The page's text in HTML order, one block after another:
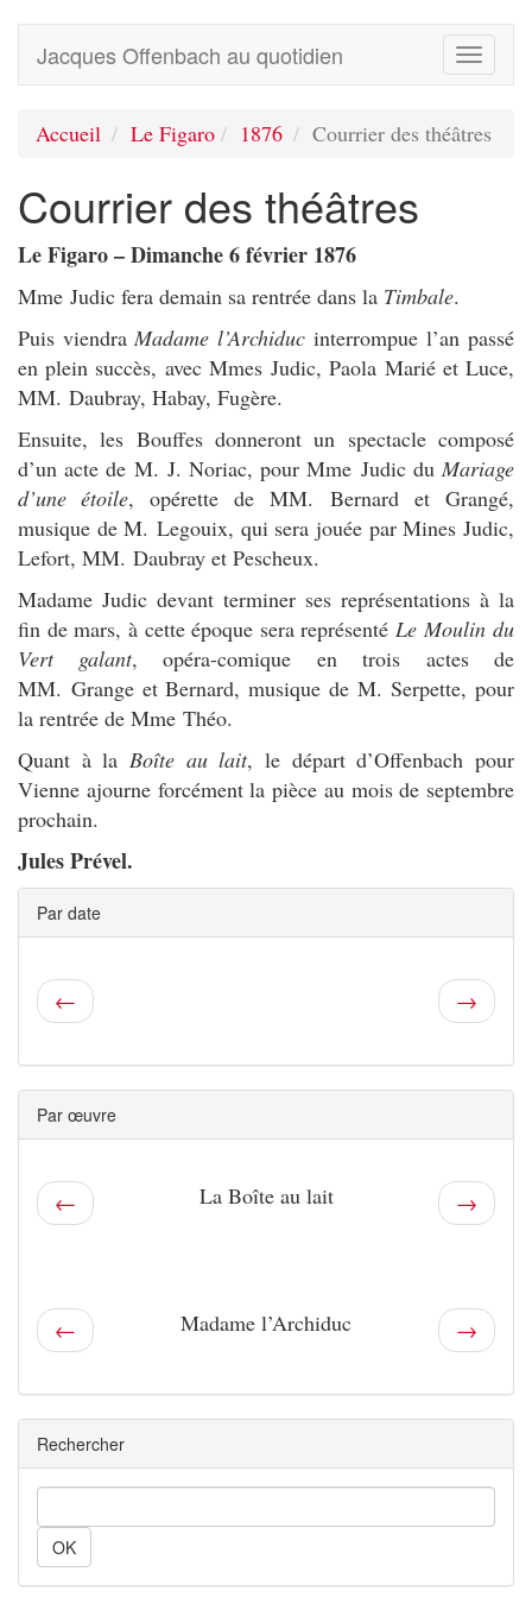
Toggle
Jacques Offenbach au quotidien
Accueil Le Figaro 1876 Courrier des théâtres
Courrier des théâtres
Le Figaro – Dimanche 6 février 1876
Mme Judic fera demain sa rentrée dans la Timbale.
Puis viendra Madame l’Archiduc interrompue l’an passé
en plein succès, avec Mmes Judic, Paola Marié et Luce,
MM. Daubray, Habay, Fugère.
Ensuite, les Bouffes donneront un spectacle composé
d’un acte de M. J. Noriac, pour Mme Judic du Mariage
d’une étoile, opérette de MM. Bernard et Grangé,
musique de M. Legouix, qui sera jouée par Mines Judic,
Lefort, MM. Daubray et Pescheux.
Madame Judic devant terminer ses représentations à la
fin de mars, à cette époque sera représenté Le Moulin du
Vert galant, opéra-comique en trois actes de
MM. Grange et Bernard, musique de M. Serpette, pour
la rentrée de Mme Théo.
Quant à la Boîte au lait, le départ d’Offenbach pour
Vienne ajourne forcément la pièce au mois de septembre
prochain.
Jules Prével.
Par date
← →
Par œuvre
← La Boîte au lait →
← Madame l’Archiduc →
Rechercher